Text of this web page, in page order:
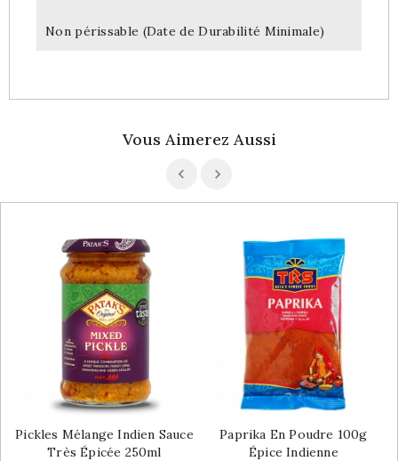
Non périssable (Date de Durabilité Minimale)
Vous Aimerez Aussi
Pickles Mélange Indien Sauce
Très Épicée 250ml
Paprika En Poudre 100g
Épice Indienne